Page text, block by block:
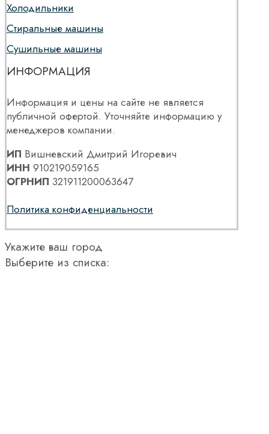
Холодильники
Стиральные машины
Сушильные машины
ИНФОРМАЦИЯ
Информация и цены на сайте не является
публичной офертой. Уточняйте информацию у
менеджеров компании.
ИП Вишневский Дмитрий Игоревич
ИНН 910219059165
ОГРНИП 321911200063647
Политика конфиденциальности
Укажите ваш город
Выберите из списка: